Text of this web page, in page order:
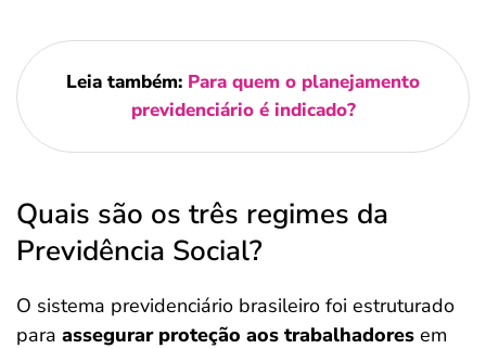
Leia também: Para quem o planejamento
previdenciário é indicado?
Quais são os três regimes da
Previdência Social?
O sistema previdenciário brasileiro foi estruturado
para assegurar proteção aos trabalhadores em